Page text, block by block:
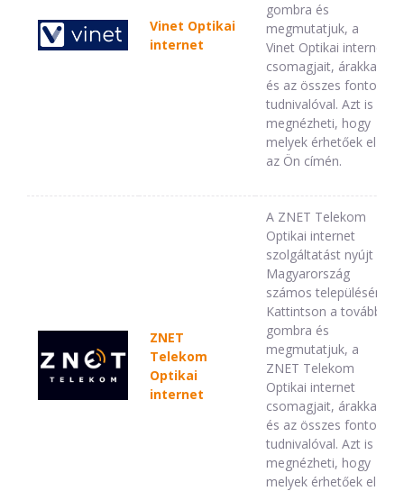
Vinet Optikai
internet
gombra és
megmutatjuk, a
Vinet Optikai internet
csomagjait, árakkal,
és az összes fontos
tudnivalóval. Azt is
megnézheti, hogy
melyek érhetőek el
az Ön címén.
ZNET
Telekom
Optikai
internet
A ZNET Telekom
Optikai internet
szolgáltatást nyújt
Magyarország
számos településén.
Kattintson a tovább
gombra és
megmutatjuk, a
ZNET Telekom
Optikai internet
csomagjait, árakkal,
és az összes fontos
tudnivalóval. Azt is
megnézheti, hogy
melyek érhetőek el